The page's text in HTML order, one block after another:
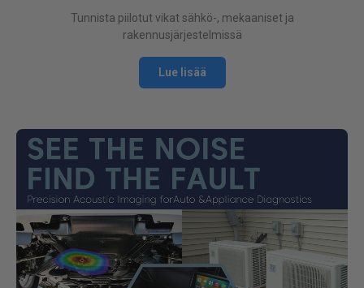
Tunnista piilotut vikat sähkö-, mekaaniset ja
rakennusjärjestelmissä
Lue lisää